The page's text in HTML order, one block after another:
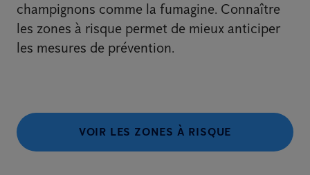
champignons comme la fumagine. Connaître
les zones à risque permet de mieux anticiper
les mesures de prévention.
VOIR LES ZONES À RISQUE